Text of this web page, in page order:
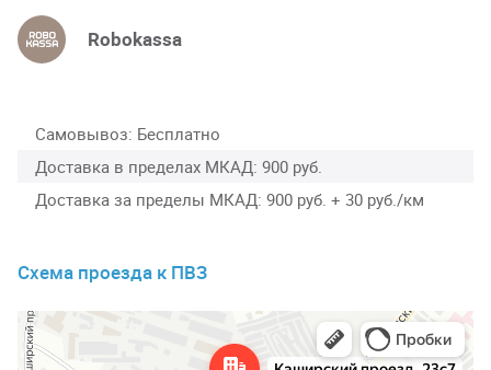
Robokassa
Самовывоз Бесплатно
Доставка в пределах МКАД 900 руб.
Доставка за пределы МКАД 900 руб. + 30 руб./км
Схема проезда к ПВЗ